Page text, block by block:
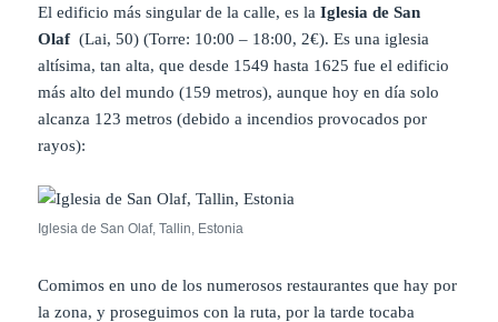
El edificio más singular de la calle, es laIglesia de San
Olaf(Lai, 50) (Torre: 10:00 – 18:00, 2€). Es una iglesia
altísima, tan alta, que desde 1549 hasta 1625 fue el edificio
más alto del mundo (159 metros), aunque hoy en día solo
alcanza 123 metros (debido a incendios provocados por
rayos):
Iglesia de San Olaf, Tallin, Estonia
Comimos en uno de los numerosos restaurantes que hay por
la zona, y proseguimos con la ruta, por la tarde tocaba